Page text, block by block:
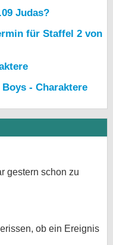
Judas?
für Staffel 2 von
- Charaktere
gestern schon zu
ob ein Ereignis